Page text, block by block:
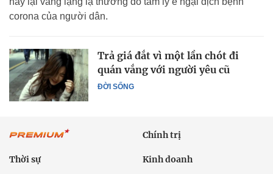
corona của người dân.
ĐỜI SỐNG
Trả giá đắt vì một lần chót đi
quán vắng với người yêu cũ
Chính trị
Thời sự Kinh doanh